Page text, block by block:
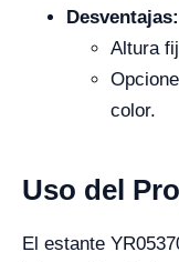
Desventajas:
Altura
color.
Uso del
El estante